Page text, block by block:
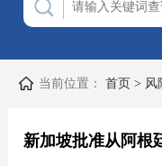
当前位置： 首页 > 风
新加坡批准从阿根